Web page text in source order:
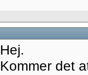
Hej.
Kommer det